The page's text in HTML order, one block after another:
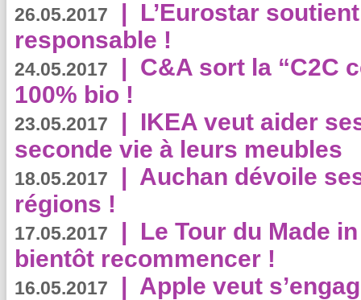
26.05.2017 | L’Eurostar
responsable !
24.05.2017 | C&A sort la “C2C
100% bio !
23.05.2017 | IKEA veut aider
seconde vie à leurs meubles
18.05.2017 | Auchan dévoile
régions !
17.05.2017 | Le Tour du Made
bientôt recommencer !
16.05.2017 | Apple veut